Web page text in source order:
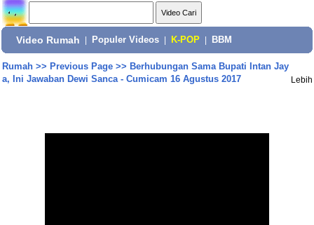
Video Rumah Populer Videos K-POP BBM
Rumah>> Previous Page>> Berhubungan Sama Bupati Intan Jay
a, Ini Jawaban Dewi Sanca - Cumicam 16 Agustus 2017
Lebih